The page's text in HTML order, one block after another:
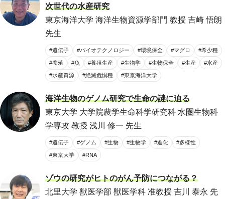
次世代の水産研究
東京海洋大学 海洋生物資源学部門 教授 吉崎 悟朗
先生
#遺伝子 #バイオテクノロジー #環境保全 #マグロ #希少種
#養殖 #魚 #養殖生産 #生物学 #生物保全 #生産 #水産
#水産資源 #絶滅危惧種 #東京海洋大学
海洋生物のゲノム研究で生命の謎に迫る
東京大学 大学院農学生命科学研究科 水圏生物科
学専攻 教授 浅川 修一 先生
#遺伝子 #ゲノム #生物 #生物学 #進化 #多様性
#東京大学 #RNA
ゾウの研究がヒトのがん予防につながる？
北里大学 獣医学部 獣医学科 准教授 吉川 泰永 先